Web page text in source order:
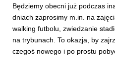
Będziemy obecni już podczas
dniach zaprosimy m.in. na
walking futbolu, zwiedzanie
na trybunach. To okazja, by
czegoś nowego i po prostu